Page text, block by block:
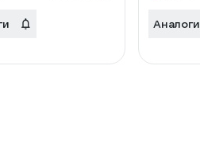
Аналоги